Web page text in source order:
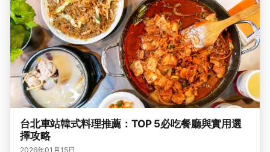
台北車站韓式料理推薦：TOP 5必吃餐廳與實用選
擇攻略
2026年01月15日